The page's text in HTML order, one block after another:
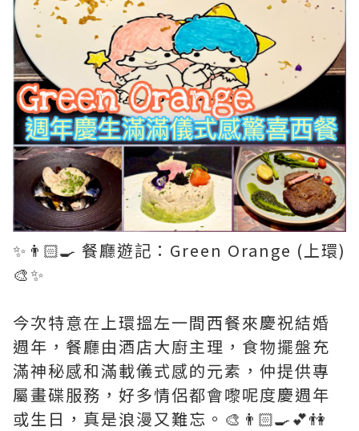
✨👨🏻‍🍳 餐廳遊記：Green Orange (上環)
🎨✨
今次特意在上環搵左一間西餐來慶祝結婚
週年，餐廳由酒店大廚主理，食物擺盤充
滿神秘感和滿載儀式感的元素，仲提供專
屬畫碟服務，好多情侶都會嚟呢度慶週年
或生日，真是浪漫又難忘。🎨👨🏻‍🍳💕👫